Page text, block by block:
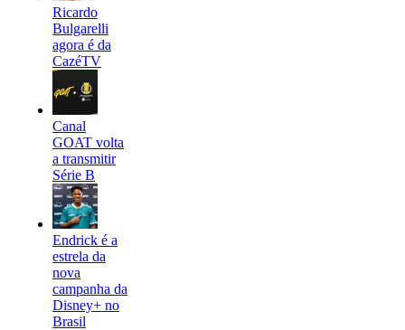
Ricardo
Bulgarelli
agora é da
CazéTV
Canal
GOAT volta
a transmitir
Série B
Endrick é a
estrela da
nova
campanha da
Disney+ no
Brasil